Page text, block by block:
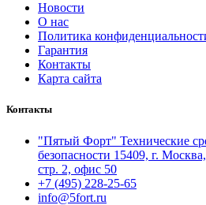
Новости
О нас
Политика
Гарантия
Контакты
Карта сайта
Контакты
"Пятый Форт" Технические
безопасности 15409, г.
стр. 2, офис 50
+7 (495) 228-25-65
info@5fort.ru